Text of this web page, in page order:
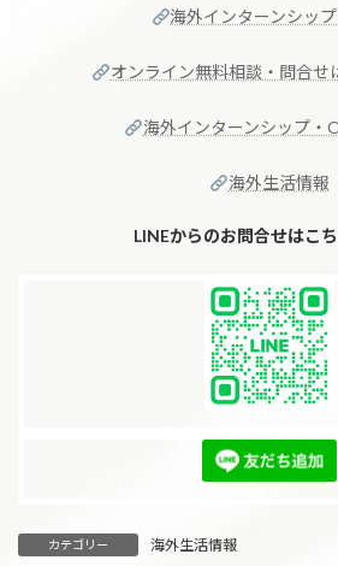
海外インターンシッ
オンライン無料相談・問合せ
海外インターンシップ・
海外生活情報
LINEからのお問合せはこ
カテゴリー 海外生活情報